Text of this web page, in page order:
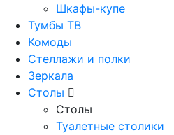
Шкафы-купе
Тумбы ТВ
Комоды
Стеллажи и полки
Зеркала
Столы
Столы
Туалетные столики